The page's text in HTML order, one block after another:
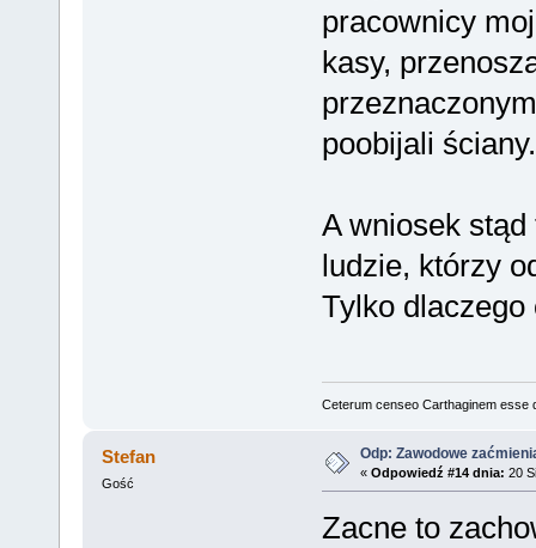
pracownicy
kasy,
poobijali ściany.
A wniosek
ludzie, którzy
Tylko dlaczego
Ceterum censeo Carthaginem esse
Stefan
Gość
Odp: Zawodowe
« Odpowiedź #14 dnia: 20
Zacne to